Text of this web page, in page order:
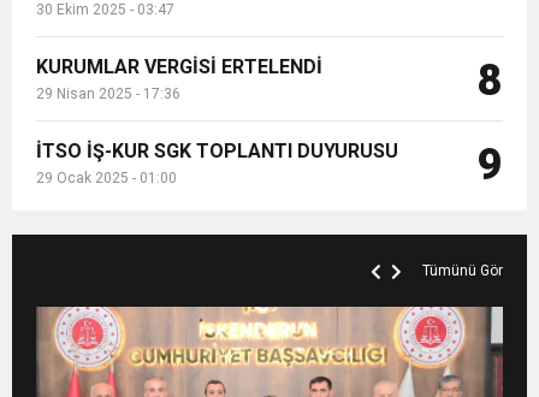
30 Ekim 2025 - 03:47
KURUMLAR VERGİSİ ERTELENDİ
29 Nisan 2025 - 17:36 8
İTSO İŞ-KUR SGK TOPLANTI DUYURUSU
29 Ocak 2025 - 01:00 9
Tümünü Gör